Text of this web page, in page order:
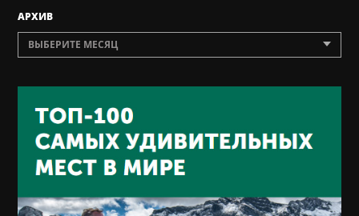
AРХИВ
ВЫБЕРИТЕ МЕСЯЦ